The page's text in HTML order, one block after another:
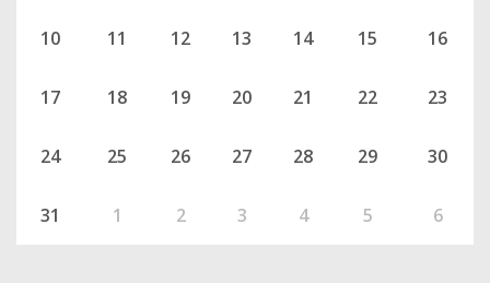
10 11 12 13 14 15 16
17 18 19 20 21 22 23
24 25 26 27 28 29 30
31 1 2 3 4 5 6